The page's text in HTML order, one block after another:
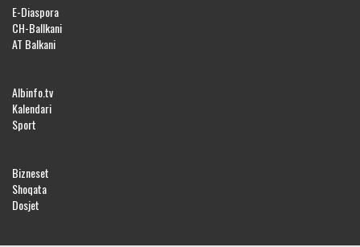
E-Diaspora
CH-Ballkani
AT Balkani
Albinfo.tv
Kalendari
Sport
Bizneset
Shoqata
Dosjet